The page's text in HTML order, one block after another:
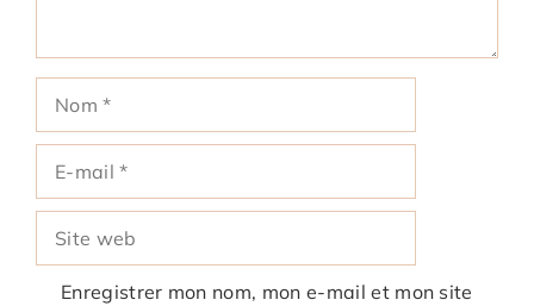
mail
web
Enregistrer mon nom, mon e-mail et mon site